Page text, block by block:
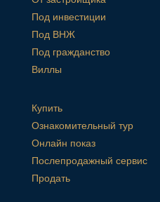
Под инвестиции
Под ВНЖ
Под гражданство
Виллы
Купить
Ознакомительный тур
Онлайн показ
Послепродажный сервис
Продать